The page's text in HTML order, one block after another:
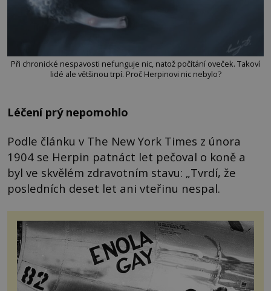
Při chronické nespavosti nefunguje nic, natož počítání oveček. Takoví
lidé ale většinou trpí. Proč Herpinovi nic nebylo?
Léčení prý nepomohlo
Podle článku v The New York Times z února
1904 se Herpin patnáct let pečoval o koně a
byl ve skvělém zdravotním stavu: „Tvrdí, že
posledních deset let ani vteřinu nespal.